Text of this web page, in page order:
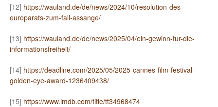
[12] https://wauland.de/de/news/2024/10/resolution-des-
europarats-zum-fall-assange/
[13] https://wauland.de/de/news/2025/04/ein-gewinn-fur-die-
informationsfreiheit/
[14] https://deadline.com/2025/05/2025-cannes-film-festival-
golden-eye-award-1236409438/
[15] https://www.imdb.com/title/tt34968474